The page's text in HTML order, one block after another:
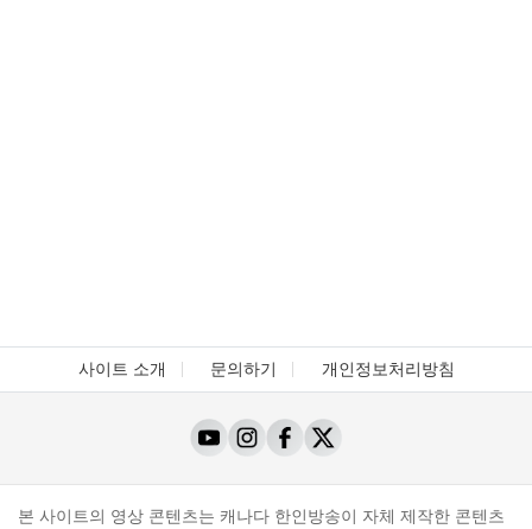
사이트 소개 문의하기 개인정보처리방침
본 사이트의 영상 콘텐츠는 캐나다 한인방송이 자체 제작한 콘텐츠